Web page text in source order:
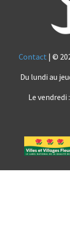
Contact | ©
Du lundi au
Le vendredi